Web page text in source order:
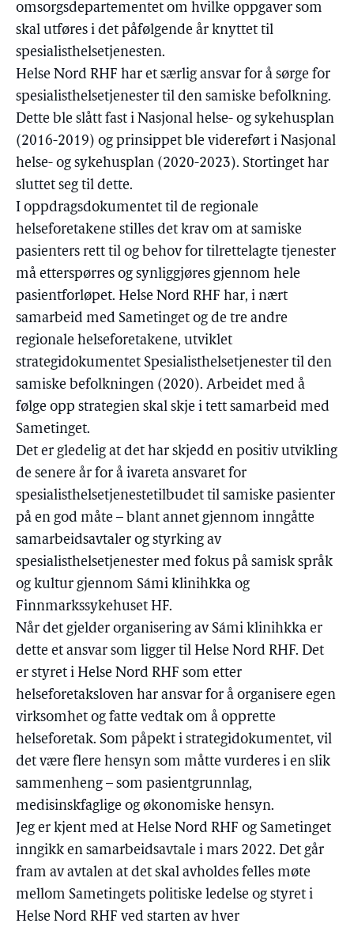
omsorgsdepartementet om hvilke oppgaver som
skal utføres i det påfølgende år knyttet til
spesialisthelsetjenesten.
Helse Nord RHF har et særlig ansvar for å sørge for
spesialisthelsetjenester til den samiske befolkning.
Dette ble slått fast i Nasjonal helse- og sykehusplan
(2016-2019) og prinsippet ble videreført i Nasjonal
helse- og sykehusplan (2020-2023). Stortinget har
sluttet seg til dette.
I oppdragsdokumentet til de regionale
helseforetakene stilles det krav om at samiske
pasienters rett til og behov for tilrettelagte tjenester
må etterspørres og synliggjøres gjennom hele
pasientforløpet. Helse Nord RHF har, i nært
samarbeid med Sametinget og de tre andre
regionale helseforetakene, utviklet
strategidokumentet Spesialisthelsetjenester til den
samiske befolkningen (2020). Arbeidet med å
følge opp strategien skal skje i tett samarbeid med
Sametinget.
Det er gledelig at det har skjedd en positiv utvikling
de senere år for å ivareta ansvaret for
spesialisthelsetjenestetilbudet til samiske pasienter
på en god måte – blant annet gjennom inngåtte
samarbeidsavtaler og styrking av
spesialisthelsetjenester med fokus på samisk språk
og kultur gjennom Sámi klinihkka og
Finnmarkssykehuset HF.
Når det gjelder organisering av Sámi klinihkka er
dette et ansvar som ligger til Helse Nord RHF. Det
er styret i Helse Nord RHF som etter
helseforetaksloven har ansvar for å organisere egen
virksomhet og fatte vedtak om å opprette
helseforetak. Som påpekt i strategidokumentet, vil
det være flere hensyn som måtte vurderes i en slik
sammenheng – som pasientgrunnlag,
medisinskfaglige og økonomiske hensyn.
Jeg er kjent med at Helse Nord RHF og Sametinget
inngikk en samarbeidsavtale i mars 2022. Det går
fram av avtalen at det skal avholdes felles møte
mellom Sametingets politiske ledelse og styret i
Helse Nord RHF ved starten av hver